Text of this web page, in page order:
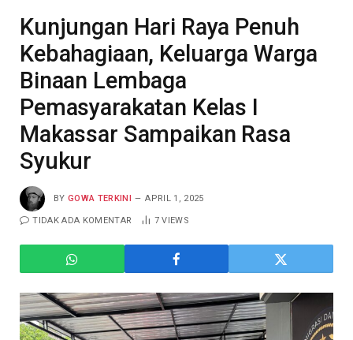
Kunjungan Hari Raya Penuh
Kebahagiaan, Keluarga Warga
Binaan Lembaga
Pemasyarakatan Kelas I
Makassar Sampaikan Rasa
Syukur
BY GOWA TERKINI APRIL 1, 2025
TIDAK ADA KOMENTAR 7VIEWS